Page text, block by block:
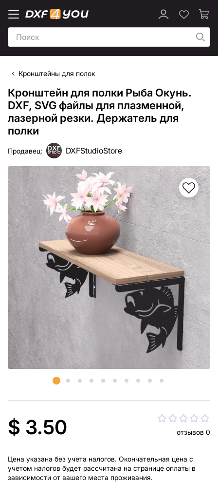
Кронштейны для полок
Кронштейн для полки Рыба Окунь.
DXF, SVG файлы для плазменной,
лазерной резки. Держатель для
полки
Продавец: DXFStudioStore
$ 3.50 отзывов 0
Цена указана без учета налогов. Окончательная цена с
учетом налогов будет рассчитана на странице оплаты в
зависимости от вашего места проживания.